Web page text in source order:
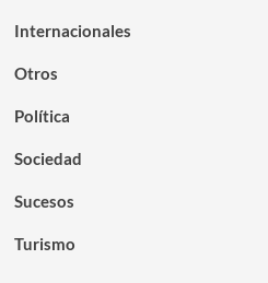
Internacionales
Otros
Política
Sociedad
Sucesos
Turismo